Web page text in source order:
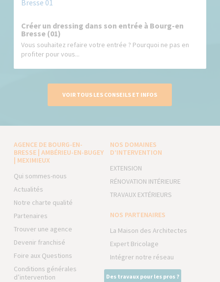
Créer un dressing dans son entrée à Bourg-en
Bresse (01)
Vous souhaitez refaire votre entrée ? Pourquoi ne pas en
profiter pour vous...
VOIR TOUS LES CONSEILS ET INFOS
AGENCE DE BOURG-EN-
BRESSE | AMBÉRIEU-EN-BUGEY
| MEXIMIEUX
Qui sommes-nous
Actualités
Notre charte qualité
Partenaires
Trouver une agence
Devenir franchisé
Foire aux Questions
Conditions générales
d’intervention
NOS DOMAINES
D’INTERVENTION
EXTENSION
RÉNOVATION INTÉRIEURE
TRAVAUX EXTÉRIEURS
NOS PARTENAIRES
La Maison des Architectes
Expert Bricolage
Intégrer notre réseau
Des travaux pour les pros ?